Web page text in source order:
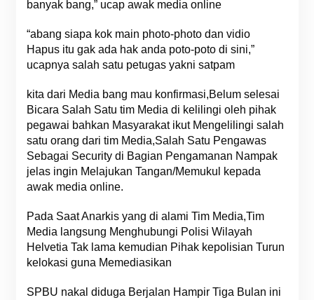
banyak bang,” ucap awak media online
“abang siapa kok main photo-photo dan vidio
Hapus itu gak ada hak anda poto-poto di sini,”
ucapnya salah satu petugas yakni satpam
kita dari Media bang mau konfirmasi,Belum selesai
Bicara Salah Satu tim Media di kelilingi oleh pihak
pegawai bahkan Masyarakat ikut Mengelilingi salah
satu orang dari tim Media,Salah Satu Pengawas
Sebagai Security di Bagian Pengamanan Nampak
jelas ingin Melajukan Tangan/Memukul kepada
awak media online.
Pada Saat Anarkis yang di alami Tim Media,Tim
Media langsung Menghubungi Polisi Wilayah
Helvetia Tak lama kemudian Pihak kepolisian Turun
kelokasi guna Memediasikan
SPBU nakal diduga Berjalan Hampir Tiga Bulan ini